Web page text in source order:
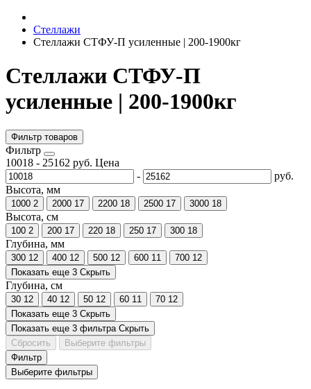
Стеллажи
Стеллажи СТФУ-П усиленные | 200-1900кг
Стеллажи СТФУ-П
усиленные | 200-1900кг
Фильтр товаров
Фильтр
10018 - 25162 руб. Цена
-
руб.
Высота, мм
1000 2 2000 17 2200 18 2500 17 3000 18
Высота, см
100 2 200 17 220 18 250 17 300 18
Глубина, мм
300 12 400 12 500 12 600 11 700 12
Показать еще 3 Скрыть
Глубина, см
30 12 40 12 50 12 60 11 70 12
Показать еще 3 Скрыть
Показать еще 3 фильтра Скрыть
Сбросить
Выберите фильтры
Фильтр
Выберите фильтры